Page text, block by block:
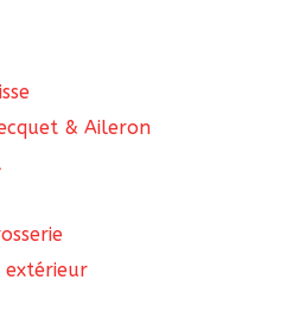
& Aileron
extérieur